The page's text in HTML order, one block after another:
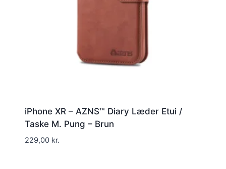
iPhone XR – AZNS™ Diary Læder Etui /
Taske M. Pung – Brun
229,00 kr.